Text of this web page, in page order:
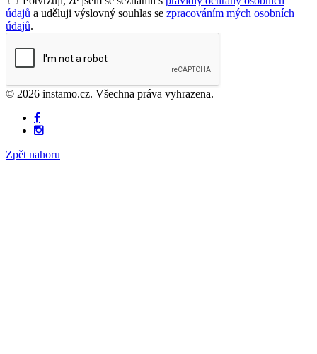
údajů a uděluji výslovný souhlas se zpracováním mých osobních
údajů.
© 2026 instamo.cz. Všechna práva vyhrazena.
Zpět nahoru